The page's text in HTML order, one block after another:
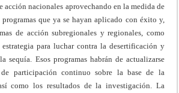
acción nacionales aprovechando en la medida de
que ya se hayan aplicado con éxito y,
de acción subregionales y regionales, como
para luchar contra la desertificación y
sequía. Esos programas habrán de actualizarse
participación continuo sobre la base de la
como los resultados de la investigación. La